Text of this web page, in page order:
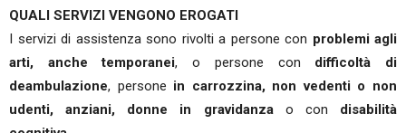
QUALI SERVIZI VENGONO EROGATI
I servizi di assistenza sono rivolti a persone con problemi agli
arti, anche temporanei, o persone con difficoltà di
deambulazione, persone in carrozzina, non vedenti o non
udenti, anziani, donne in gravidanzao con disabilità